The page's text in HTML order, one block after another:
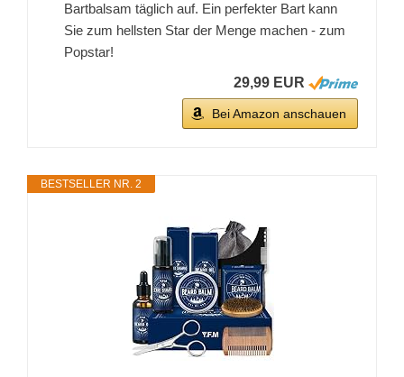
Bartbalsam täglich auf. Ein perfekter Bart kann
Sie zum hellsten Star der Menge machen - zum
Popstar!
29,99 EUR
Bei Amazon anschauen
BESTSELLER NR. 2